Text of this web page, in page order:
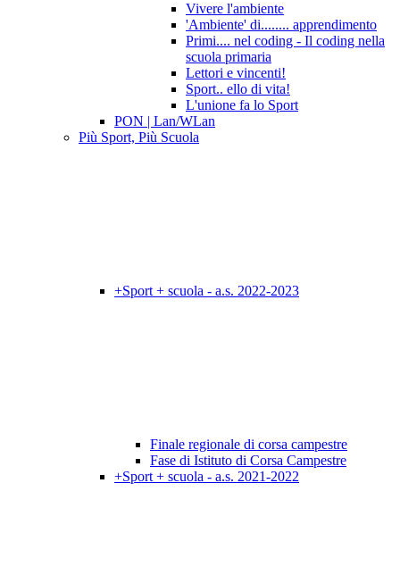
Vivere l'ambiente
'Ambiente' di........ apprendimento
Primi.... nel coding - Il coding nella
scuola primaria
Lettori e vincenti!
Sport.. ello di vita!
L'unione fa lo Sport
PON | Lan/WLan
Più Sport, Più Scuola
+Sport + scuola - a.s. 2022-2023
Finale regionale di corsa campestre
Fase di Istituto di Corsa Campestre
+Sport + scuola - a.s. 2021-2022